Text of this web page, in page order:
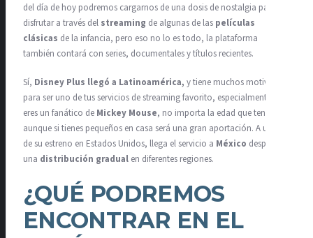
del día de hoy podremos cargarnos de una dosis de nostalgia para
disfrutar a través del streaming de algunas de las películas
clásicas de la infancia, pero eso no lo es todo, la plataforma
también contará con series, documentales y títulos recientes.
Sí, Disney Plus llegó a Latinoamérica, y tiene muchos motivos
para ser uno de tus servicios de streaming favorito, especialmente si
eres un fanático de Mickey Mouse, no importa la edad que tengas,
aunque si tienes pequeños en casa será una gran aportación. A un año
de su estreno en Estados Unidos, llega el servicio a México después de
una distribución gradual en diferentes regiones.
¿QUÉ PODREMOS
ENCONTRAR EN EL